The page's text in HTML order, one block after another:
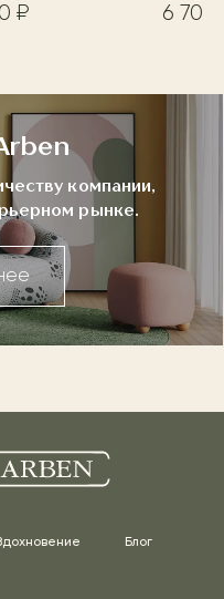
₽ 6 700
компании,
рынке.
Блог